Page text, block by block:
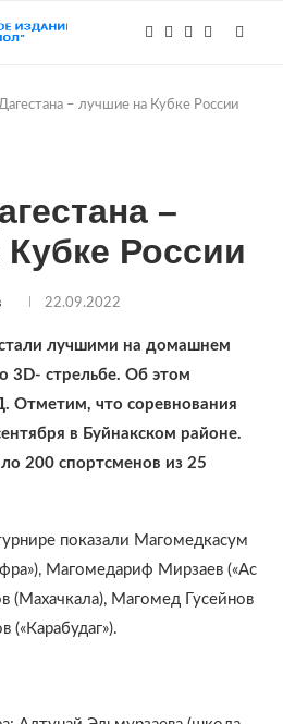
– лучшие на Кубке России
–
России
22.09.2022
лучшими на домашнем
3D- стрельбе. Об этом
Отметим, что соревнования
в Буйнакском районе.
200 спортсменов из 25
показали Магомедкасум
Магомедариф Мирзаев («Ас
(Махачкала), Магомед Гусейнов
(«Карабудаг»).